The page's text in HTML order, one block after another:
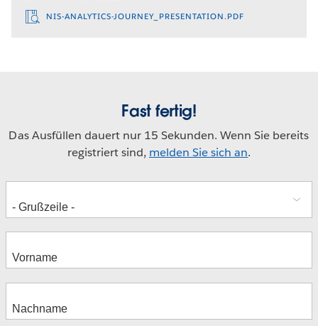
NIS-ANALYTICS-JOURNEY_PRESENTATION.PDF
Fast fertig!
Das Ausfüllen dauert nur 15 Sekunden. Wenn Sie bereits
registriert sind, melden Sie sich an.